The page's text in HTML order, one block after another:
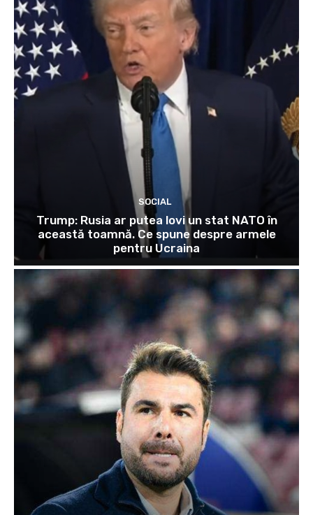
SOCIAL
Trump: Rusia ar putea lovi un stat NATO în
această toamnă. Ce spune despre armele
pentru Ucraina